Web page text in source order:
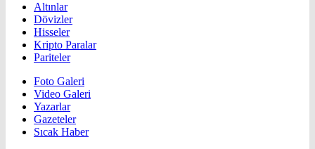
Altınlar
Dövizler
Hisseler
Kripto Paralar
Pariteler
Foto Galeri
Video Galeri
Yazarlar
Gazeteler
Sıcak Haber